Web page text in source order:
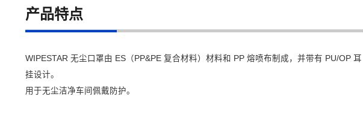
产品特点
WIPESTAR 无尘口罩由 ES（PP&PE 复合材料）材料和 PP 熔喷布制成，并带有 PU/OP 耳
挂设计。
用于无尘洁净车间佩戴防护。